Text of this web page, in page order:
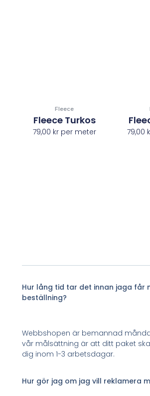
Fleece
Fleece Turkos
79,00 krper meter 79,00
Hur lång tid tar det innan jaga får
beställning?
Webbshopen är bemannad
vår målsättning är att ditt paket
dig inom 1-3 arbetsdagar.
Hur gör jag om jag vill reklamera